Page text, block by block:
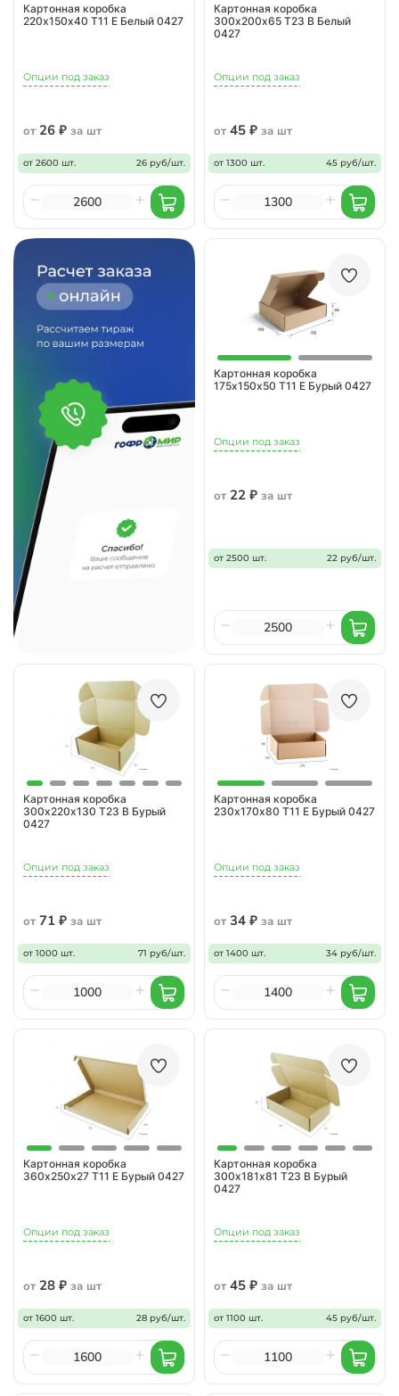
Картонная коробка
220х150х40 Т11 Е Белый 0427
Опции под заказ
от 26 ₽ за шт
от 2600 шт. 26 руб/шт.
Картонная коробка
300х200х65 Т23 B Белый
0427
Опции под заказ
от 45 ₽ за шт
от 1300 шт. 45 руб/шт.
Картонная коробка
175х150х50 Т11 E Бурый 0427
Опции под заказ
от 22 ₽ за шт
от 2500 шт. 22 руб/шт.
Картонная коробка
300х220х130 Т23 B Бурый
0427
Опции под заказ
от 71 ₽ за шт
от 1000 шт. 71 руб/шт.
Картонная коробка
230х170х80 Т11 E Бурый 0427
Опции под заказ
от 34 ₽ за шт
от 1400 шт. 34 руб/шт.
Картонная коробка
360х250х27 Т11 E Бурый 0427
Опции под заказ
от 28 ₽ за шт
от 1600 шт. 28 руб/шт.
Картонная коробка
300х181х81 Т23 B Бурый
0427
Опции под заказ
от 45 ₽ за шт
от 1100 шт. 45 руб/шт.